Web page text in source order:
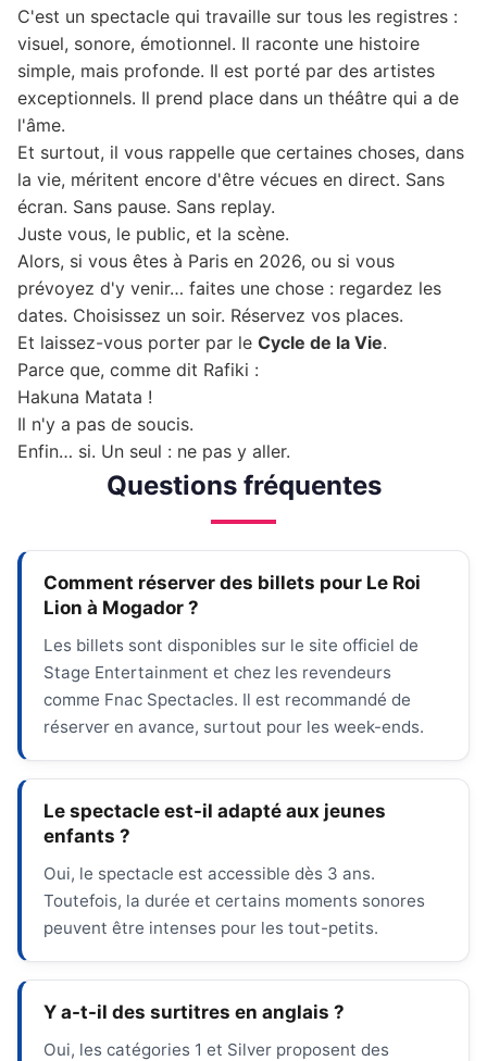
C'est un spectacle qui travaille sur tous les registres :
visuel, sonore, émotionnel. Il raconte une histoire
simple, mais profonde. Il est porté par des artistes
exceptionnels. Il prend place dans un théâtre qui a de
l'âme.
Et surtout, il vous rappelle que certaines choses, dans
la vie, méritent encore d'être vécues en direct. Sans
écran. Sans pause. Sans replay.
Juste vous, le public, et la scène.
Alors, si vous êtes à Paris en 2026, ou si vous
prévoyez d'y venir… faites une chose : regardez les
dates. Choisissez un soir. Réservez vos places.
Et laissez-vous porter par le Cycle de la Vie.
Parce que, comme dit Rafiki :
Hakuna Matata !
Il n'y a pas de soucis.
Enfin… si. Un seul : ne pas y aller.
Questions fréquentes
Comment réserver des billets pour Le Roi
Lion à Mogador ?
Les billets sont disponibles sur le site officiel de
Stage Entertainment et chez les revendeurs
comme Fnac Spectacles. Il est recommandé de
réserver en avance, surtout pour les week-ends.
Le spectacle est-il adapté aux jeunes
enfants ?
Oui, le spectacle est accessible dès 3 ans.
Toutefois, la durée et certains moments sonores
peuvent être intenses pour les tout-petits.
Y a-t-il des surtitres en anglais ?
Oui, les catégories 1 et Silver proposent des